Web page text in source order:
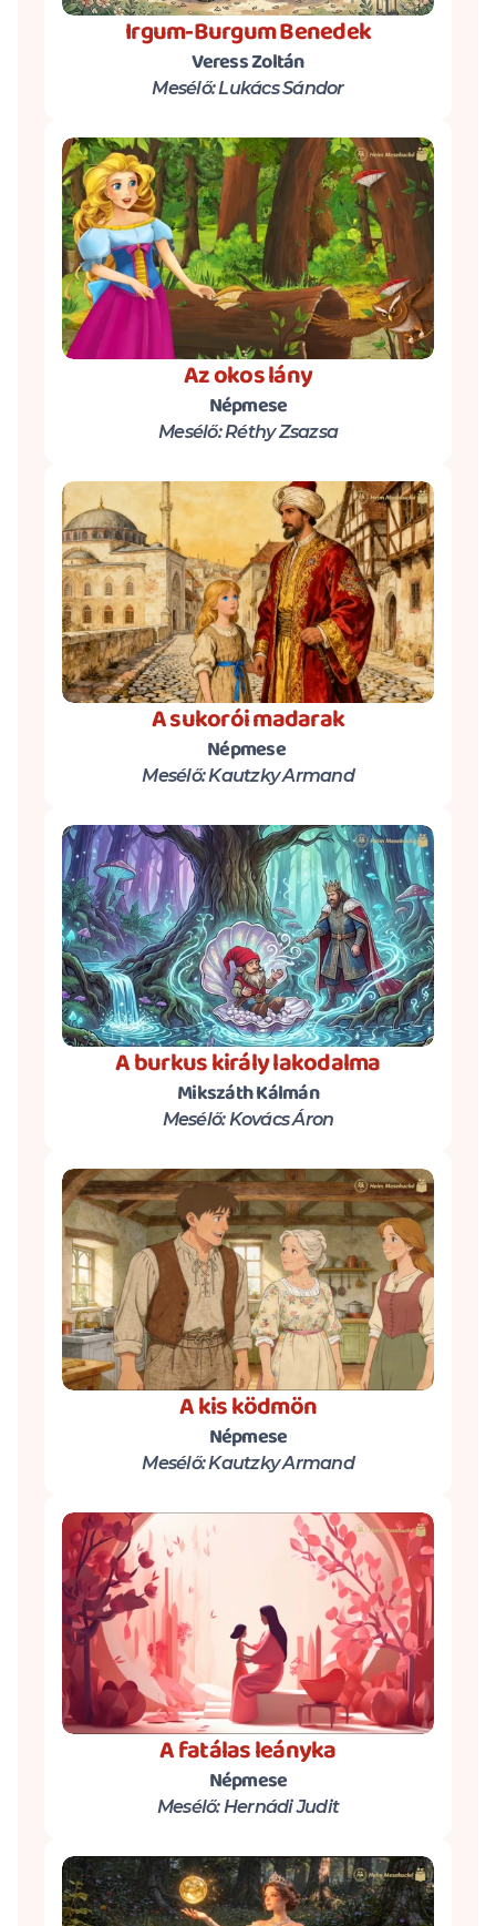
Irgum-Burgum Benedek
Veress Zoltán
Mesélő: Lukács Sándor
Az okos lány
Népmese
Mesélő: Réthy Zsazsa
A sukorói madarak
Népmese
Mesélő: Kautzky Armand
A burkus király lakodalma
Mikszáth Kálmán
Mesélő: Kovács Áron
A kis ködmön
Népmese
Mesélő: Kautzky Armand
A fatálas leányka
Népmese
Mesélő: Hernádi Judit